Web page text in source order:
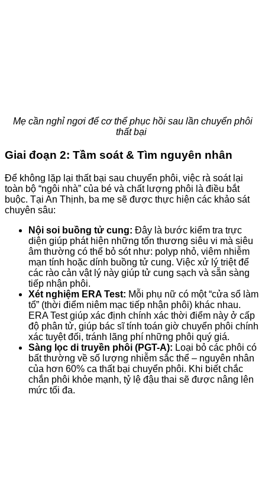
Mẹ cần nghỉ ngơi để cơ thể phục hồi sau lần chuyển phôi
thất bại
Giai đoạn 2: Tầm soát & Tìm nguyên nhân
Để không lặp lại thất bại sau chuyển phôi, việc rà soát lại
toàn bộ “ngôi nhà” của bé và chất lượng phôi là điều bắt
buộc. Tại An Thịnh, ba mẹ sẽ được thực hiện các khảo sát
chuyên sâu:
Nội soi buồng tử cung: Đây là bước kiểm tra trực
diện giúp phát hiện những tổn thương siêu vi mà siêu
âm thường có thể bỏ sót như: polyp nhỏ, viêm nhiễm
mạn tính hoặc dính buồng tử cung. Việc xử lý triệt để
các rào cản vật lý này giúp tử cung sạch và sẵn sàng
tiếp nhận phôi.
Xét nghiệm ERA Test: Mỗi phụ nữ có một “cửa sổ làm
tổ” (thời điểm niêm mạc tiếp nhận phôi) khác nhau.
ERA Test giúp xác định chính xác thời điểm này ở cấp
độ phân tử, giúp bác sĩ tính toán giờ chuyển phôi chính
xác tuyệt đối, tránh lãng phí những phôi quý giá.
Sàng lọc di truyền phôi (PGT-A): Loại bỏ các phôi có
bất thường về số lượng nhiễm sắc thể – nguyên nhân
của hơn 60% ca thất bại chuyển phôi. Khi biết chắc
chắn phôi khỏe mạnh, tỷ lệ đậu thai sẽ được nâng lên
mức tối đa.